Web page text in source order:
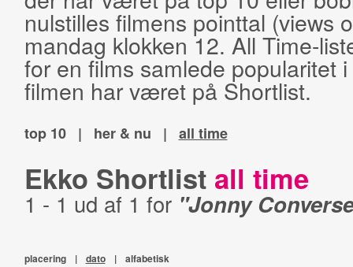
nulstilles filmens pointtal (views
mandag klokken 12. All Time-
for en films samlede popularitet
filmen har været på Shortlist.
top 10 | her & nu | all time
Ekko Shortlist all time
1 - 1 ud af 1 for "Jonny
placering | dato | alfabetisk